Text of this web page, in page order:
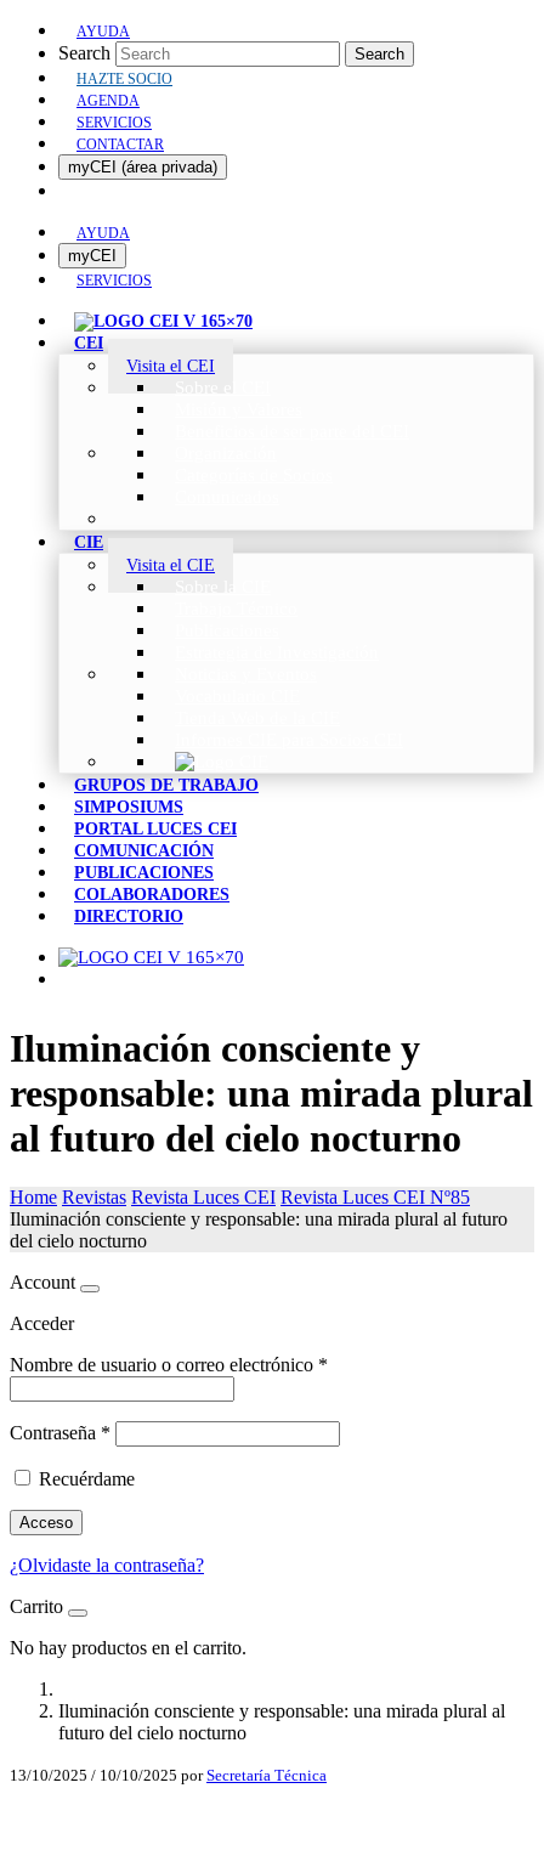
AYUDA
Search Search
HAZTE SOCIO
AGENDA
SERVICIOS
CONTACTAR
myCEI (área privada)
AYUDA
myCEI
SERVICIOS
CEI
Visita el CEI
CIE
Visita el CIE
GRUPOS DE TRABAJO
SIMPOSIUMS
PORTAL LUCES CEI
COMUNICACIÓN
PUBLICACIONES
COLABORADORES
DIRECTORIO
Iluminación consciente y
responsable: una mirada plural
al futuro del cielo nocturno
Home Revistas Revista Luces CEI Revista Luces CEI Nº85
Iluminación consciente y responsable: una mirada plural al futuro
del cielo nocturno
Account
Acceder
Nombre de usuario o correo electrónico *
Contraseña *
Recuérdame
Acceso
¿Olvidaste la contraseña?
Carrito
No hay productos en el carrito.
Iluminación consciente y responsable: una mirada plural al
futuro del cielo nocturno
13/10/2025 / 10/10/2025 porSecretaría Técnica